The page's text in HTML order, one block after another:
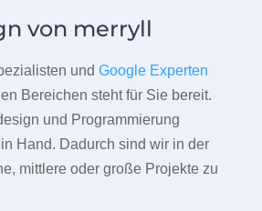
von merryll
und Google Experten
Bereichen steht für Sie bereit.
und Programmierung
Hand. Dadurch sind wir in der
mittlere oder große Projekte zu